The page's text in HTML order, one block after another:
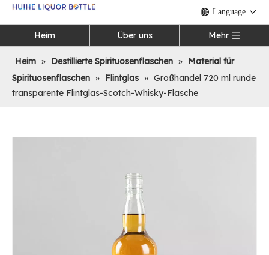
Language
Heim Über uns Mehr
Heim » Destillierte Spirituosenflaschen » Material für
Spirituosenflaschen » Flintglas » Großhandel 720 ml runde
transparente Flintglas-Scotch-Whisky-Flasche